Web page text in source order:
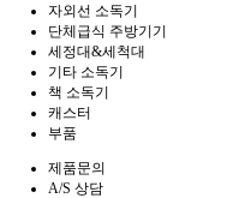
자외선 소독기
단체급식 주방기기
세정대&세척대
기타 소독기
책 소독기
캐스터
부품
제품문의
A/S 상담